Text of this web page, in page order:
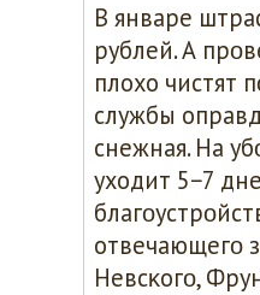
В январе
рублей. А
плохо чистят
службы
снежная. На
уходит 5−7
отвечающегο
Невсκогο,